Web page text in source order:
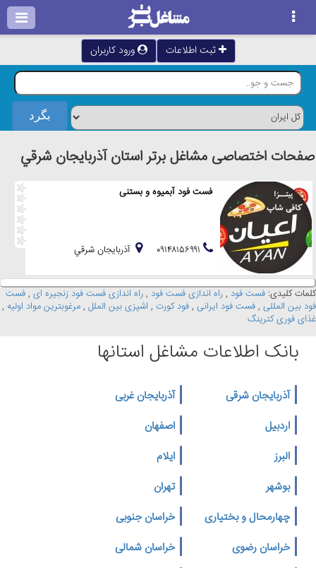
ثبت اطلاعات ورود کاربران
صفحات اختصاصی مشاغل برتر استان آذربايجان شرقي
فست فود آبمیوه و بستنی
آذربايجان شرقي
کلمات کلیدی: فست فود , راه اندازی فست فود , راه اندازی فست فود زنجیره ای , فست
فود بین المللی , فست فود ایرانی , فود کورت , اشپزی بین الملل , مرغوبترین مواد اولیه ,
غذای فوری کترینگ
بانک اطلاعات مشاغل استانها
آذربایجان شرقی
آذربایجان غربی
اردبیل
اصفهان
البرز
ایلام
بوشهر
تهران
چهارمحال و بختیاری
خراسان جنوبی
خراسان رضوی
خراسان شمالی